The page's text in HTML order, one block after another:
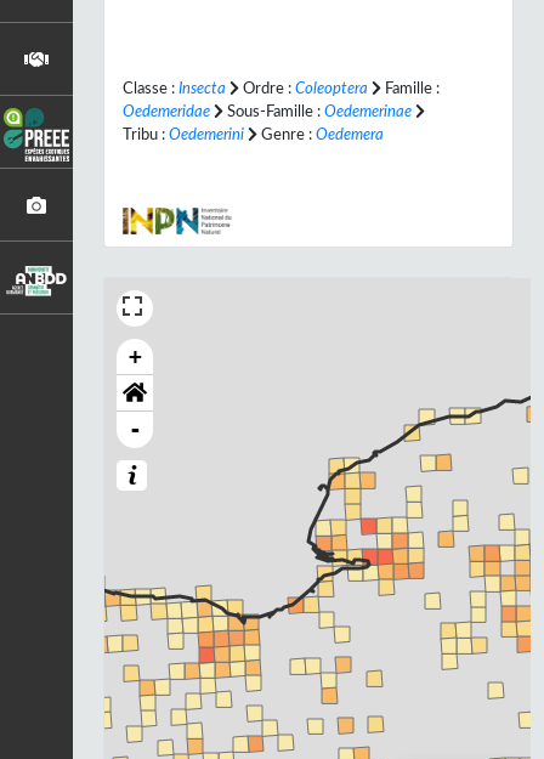
Classe : Insecta Ordre : Coleoptera
Famille :
Oedemeridae
Sous-Famille : Oedemerinae
Tribu : Oedemerini Genre : Oedemera
+
-